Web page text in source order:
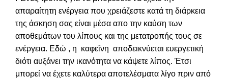
απαραίτητη ενέργεια που χρειάζεστε κατά τη διάρκεια
της άσκηση σας είναι μέσα απο την καύση των
αποθεμάτων του λίπους και της μετατροπής τους σε
ενέργεια. Εδώ , η καφεΐνη αποδεικνύεται ευεργετική
διότι αυξάνει την ικανότητα να κάψετε λίπος. Έτσι
μπορεί να έχετε καλύτερα αποτελέσματα λίγο πριν από